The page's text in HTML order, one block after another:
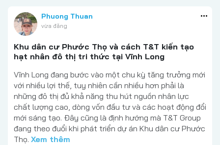
Phuong Thuan
vừa đăng
Khu dân cư Phước Thọ và cách T&T kiến tạo
hạt nhân đô thị tri thức tại Vĩnh Long
Vĩnh Long đang bước vào một chu kỳ tăng trưởng mới
với nhiều lợi thế, tuy nhiên cần nhiều hơn phải là
những đô thị đủ khả năng thu hút nguồn nhân lực
chất lượng cao, dòng vốn đầu tư và các hoạt động đổi
mới sáng tạo. Đây cũng là định hướng mà T&T Group
đang theo đuổi khi phát triển dự án Khu dân cư Phước
Thọ. Xem thêm